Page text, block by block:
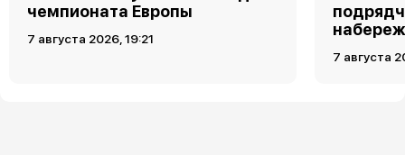
чемпионата Европы
7 августа 2026, 19:21
7 августа